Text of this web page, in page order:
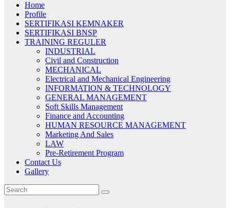
Home
Profile
SERTIFIKASI KEMNAKER
SERTIFIKASI BNSP
TRAINING REGULER
INDUSTRIAL
Civil and Construction
MECHANICAL
Electrical and Mechanical Engineering
INFORMATION & TECHNOLOGY
GENERAL MANAGEMENT
Soft Skills Management
Finance and Accounting
HUMAN RESOURCE MANAGEMENT
Marketing And Sales
LAW
Pre-Retirement Program
Contact Us
Gallery